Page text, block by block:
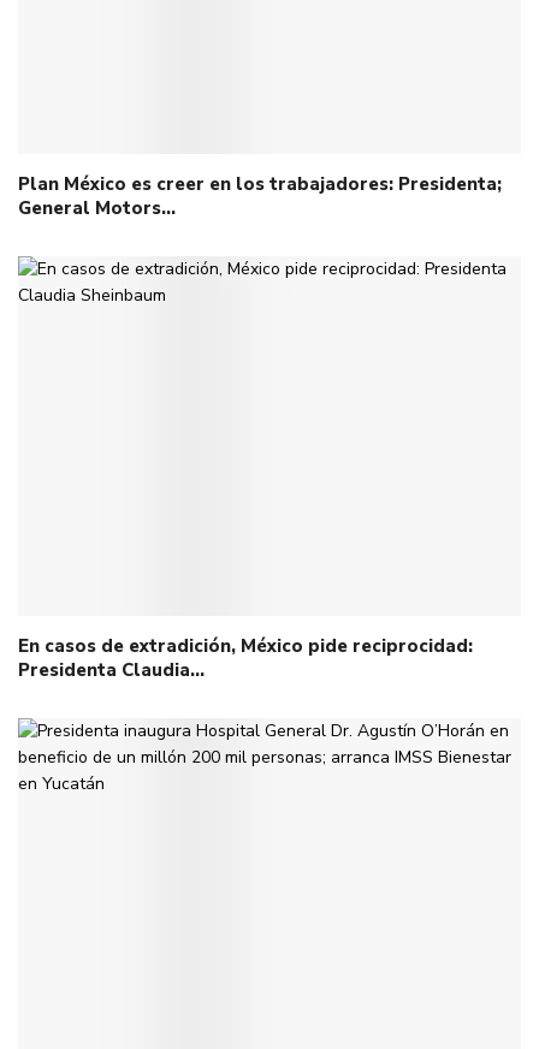
Plan México es creer en los trabajadores: Presidenta;
General Motors…
En casos de extradición, México pide reciprocidad:
Presidenta Claudia…